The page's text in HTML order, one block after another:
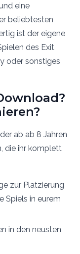
eine
beliebtesten
ist der eigene
des Exit
oder sonstiges
ab ab 8 Jahren
die ihr komplett
zur Platzierung
Spiels in eurem
in den neusten